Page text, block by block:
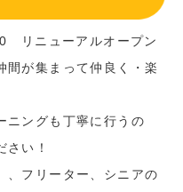
リニューアルオープン
間が集まって仲良く・楽
ニングも丁寧に行うの
い！
、フリーター、シニアの